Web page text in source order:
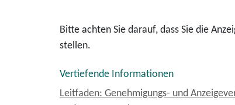
Bitte achten Sie darauf, dass Sie die
stellen.
Vertiefende Informationen
Leitfaden: Genehmigungs- und